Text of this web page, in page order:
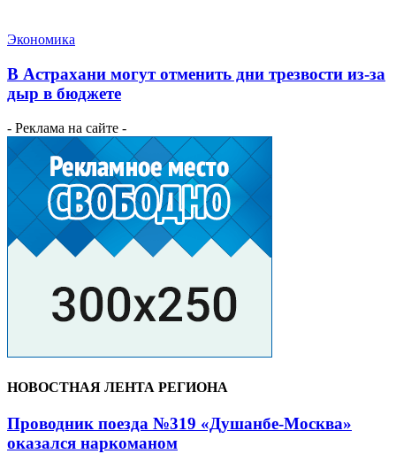
Экономика
В Астрахани могут отменить дни трезвости из-за
дыр в бюджете
- Реклама на сайте -
НОВОСТНАЯ ЛЕНТА РЕГИОНА
Проводник поезда №319 «Душанбе-Москва»
оказался наркоманом